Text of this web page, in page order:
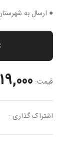
● ارسال به
قیمت: 19,000 تومان
اشتراک گذاری :